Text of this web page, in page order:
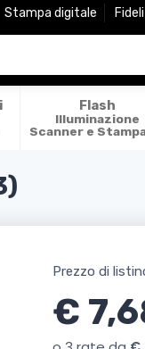
Stampa digitale
Flash
Illuminazione
Scanner e
Prezzo di
€